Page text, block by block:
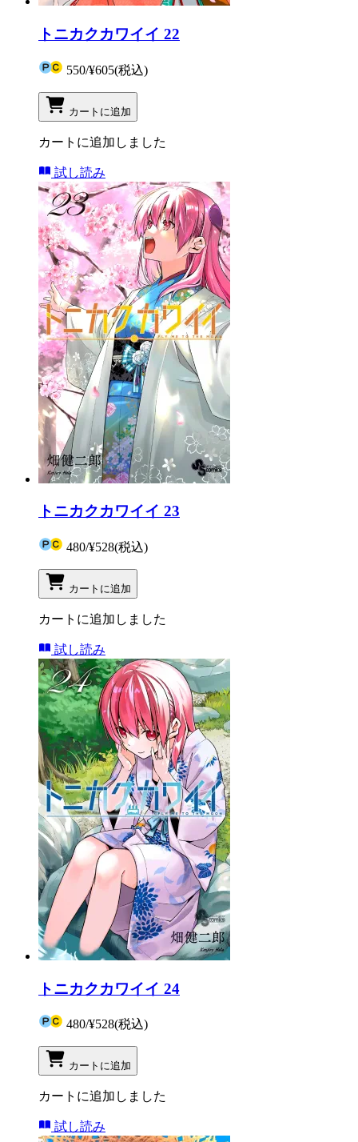
トニカクカワイイ 22
550/¥605(税込)
カートに追加
カートに追加しました
試し読み
トニカクカワイイ 23
480/¥528(税込)
カートに追加
カートに追加しました
試し読み
トニカクカワイイ 24
480/¥528(税込)
カートに追加
カートに追加しました
試し読み